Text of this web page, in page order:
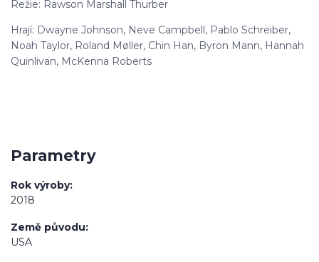
Režie: Rawson Marshall Thurber
Hrají: Dwayne Johnson, Neve Campbell, Pablo Schreiber,
Noah Taylor, Roland Møller, Chin Han, Byron Mann, Hannah
Quinlivan, McKenna Roberts
Parametry
Rok výroby
2018
Země původu
USA